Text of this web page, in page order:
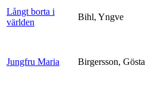
Långt borta i
världen
Bihl, Yngve
Jungfru Maria Birgersson, Gösta